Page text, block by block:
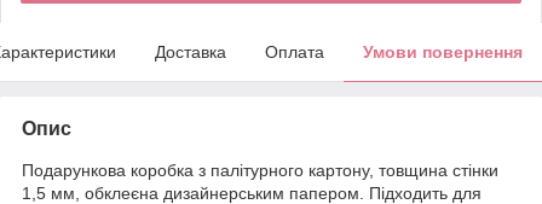
Доставка Оплата Умови повернення
Опис
Подарункова коробка з палітурного картону, товщина стінки
1,5 мм, обклеєна дизайнерським папером. Підходить для